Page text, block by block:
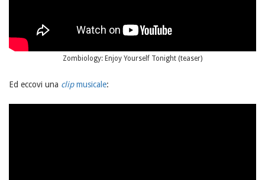
Zombiology: Enjoy Yourself Tonight (teaser)
Ed eccovi una clipmusicale: